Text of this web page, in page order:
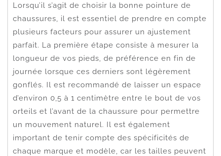
Lorsqu’il s’agit de choisir la bonne pointure de
chaussures, il est essentiel de prendre en compte
plusieurs facteurs pour assurer un ajustement
parfait. La première étape consiste à mesurer la
longueur de vos pieds, de préférence en fin de
journée lorsque ces derniers sont légèrement
gonflés. Il est recommandé de laisser un espace
d’environ 0,5 à 1 centimètre entre le bout de vos
orteils et l’avant de la chaussure pour permettre
un mouvement naturel. Il est également
important de tenir compte des spécificités de
chaque marque et modèle, car les tailles peuvent